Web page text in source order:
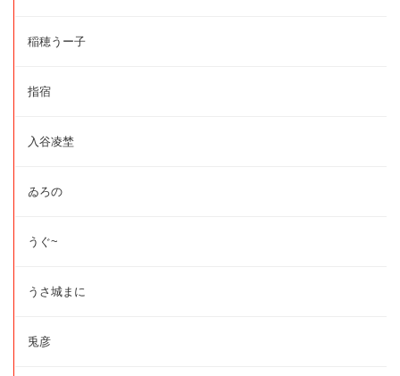
稲穂うー子
指宿
入谷凌埜
ゐろの
うぐ~
うさ城まに
兎彦